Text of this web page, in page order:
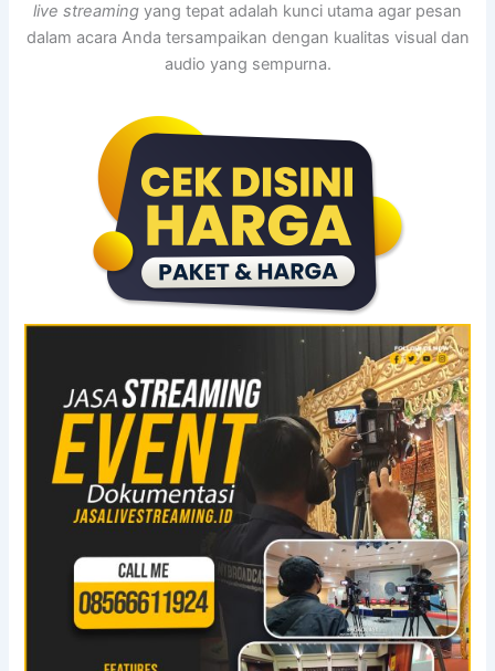
live streaming yang tepat adalah kunci utama agar pesan
dalam acara Anda tersampaikan dengan kualitas visual dan
audio yang sempurna.